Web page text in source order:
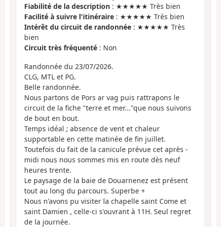
Fiabilité de la description : ★★★★★ Très bien
Facilité à suivre l'itinéraire : ★★★★★ Très bien
Intérêt du circuit de randonnée : ★★★★★ Très
bien
Circuit très fréquenté : Non
Randonnée du 23/07/2026.
CLG, MTL et PG.
Belle randonnée.
Nous partons de Pors ar vag puis rattrapons le
circuit de la fiche "terre et mer..."que nous suivons
de bout en bout.
Temps idéal ; absence de vent et chaleur
supportable en cette matinée de fin juillet.
Toutefois du fait de la canicule prévue cet après -
midi nous nous sommes mis en route dès neuf
heures trente.
Le paysage de la baie de Douarnenez est présent
tout au long du parcours. Superbe +
Nous n'avons pu visiter la chapelle saint Come et
saint Damien , celle-ci s'ouvrant à 11H. Seul regret
de la journée.